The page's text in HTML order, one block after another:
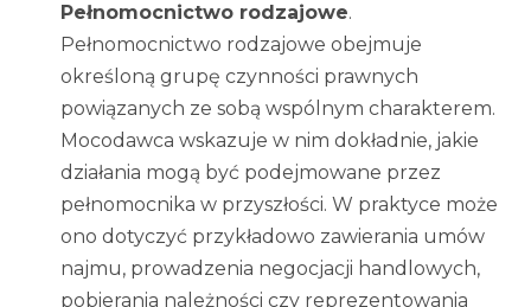
Pełnomocnictwo rodzajowe.
Pełnomocnictwo rodzajowe obejmuje
określoną grupę czynności prawnych
powiązanych ze sobą wspólnym charakterem.
Mocodawca wskazuje w nim dokładnie, jakie
działania mogą być podejmowane przez
pełnomocnika w przyszłości. W praktyce może
ono dotyczyć przykładowo zawierania umów
najmu, prowadzenia negocjacji handlowych,
pobierania należności czy reprezentowania